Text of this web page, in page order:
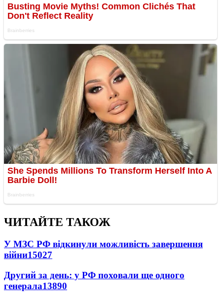
ЧИТАЙТЕ ТАКОЖ
У МЗС РФ відкинули можливість завершення
війни15027
Другий за день: у РФ поховали ще одного
генерала13890